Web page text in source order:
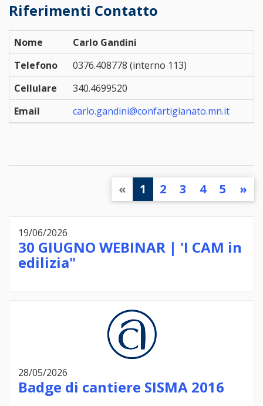
Riferimenti Contatto
Nome
Carlo Gandini
Telefono
0376.408778 (interno 113)
Cellulare
340.4699520
Email
carlo.gandini@confartigianato.mn.it
« 1 2 3 4 5 »
19/06/2026
30 GIUGNO WEBINAR | 'I CAM in
edilizia"
28/05/2026
Badge di cantiere SISMA 2016